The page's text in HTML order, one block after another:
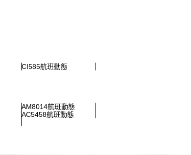
CI585航班動態
AM8014航班動態
AC5458航班動態